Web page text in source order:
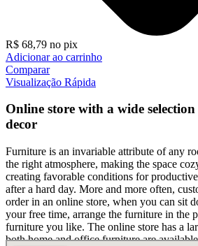
R$ 68,79 no pix
Adicionar ao carrinho
Comparar
Visualização Rápida
Online store with a wide
decor
Furniture is an invariable attribute of any
the right atmosphere, making the space
creating favorable conditions for
after a hard day. More and more often,
order in an online store, when you can sit
your free time, arrange the furniture in the
furniture you like. The online store has a
both home and office furniture are